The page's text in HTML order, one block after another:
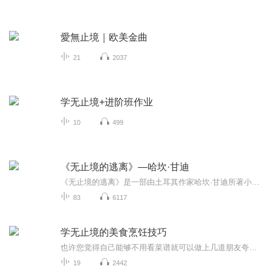
愛無止境｜欧美金曲
21 2037
学无止境+进阶班作业
10 499
《无止境的逃离》—哈坎·甘迪
83 6117
学无止境的美食烹饪技巧
19 2442